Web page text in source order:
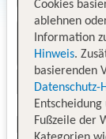
Cookies
ablehnen
Information
Hinweis.
basierenden
Datenschutz-
Fußzeile der